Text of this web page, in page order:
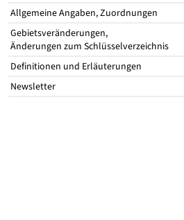
Allgemeine Angaben, Zuordnungen
Gebietsveränderungen,
Änderungen zum Schlüsselverzeichnis
Definitionen und Erläuterungen
Newsletter